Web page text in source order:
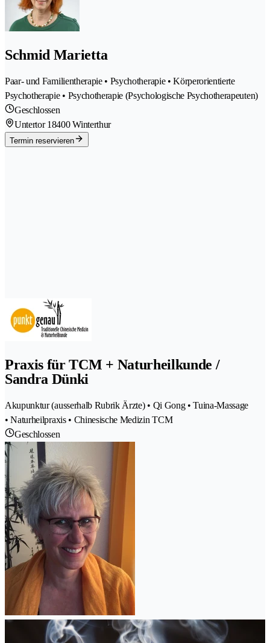
Schmid Marietta
Paar- und Familientherapie • Psychotherapie • Körperorientierte
Psychotherapie • Psychotherapie (Psychologische Psychotherapeuten)
Geschlossen
Untertor 18400 Winterthur
Termin reservieren
Praxis für TCM + Naturheilkunde /
Sandra Dünki
Akupunktur (ausserhalb Rubrik Ärzte) • Qi Gong • Tuina-Massage
• Naturheilpraxis • Chinesische Medizin TCM
Geschlossen